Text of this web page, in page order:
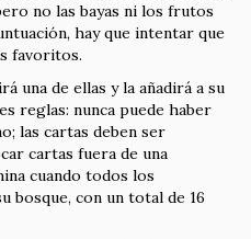
no las bayas ni los frutos
hay que intentar que
favoritos.
una de ellas y la añadirá a su
reglas: nunca puede haber
las cartas deben ser
cartas fuera de una
cuando todos los
bosque, con un total de 16